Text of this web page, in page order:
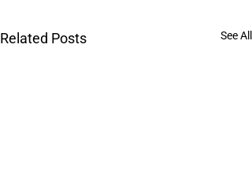
Related Posts See All